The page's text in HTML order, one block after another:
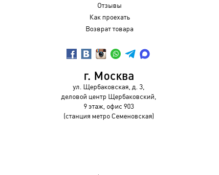
Отзывы
Как проехать
Возврат товара
г. Москва
ул. Щербаковская, д. 3,
деловой центр Щербаковский,
9 этаж, офис 903
(станция метро Семеновская)